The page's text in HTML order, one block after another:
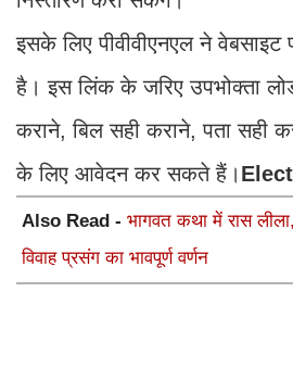
इसके लिए पीवीवीएनएल ने वेबसाइट
है। इस लिंक के जरिए उपभोक्ता
कराने, बिल सही कराने, पता सही
के लिए आवेदन कर सकते हैं।
Also Read - भागवत कथा में रास
विवाह प्रसंग का भावपूर्ण वर्णन